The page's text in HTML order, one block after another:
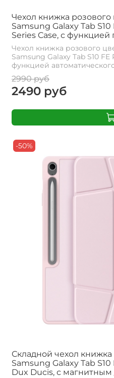
Чехол книжка розового
Samsung Galaxy Tab
Series Case, с
Чехол книжка розового
Samsung Galaxy Tab S10
функцией
2990 руб
2490 руб
-50%
Складной чехол книжка
Samsung Galaxy Tab
Dux Ducis, с